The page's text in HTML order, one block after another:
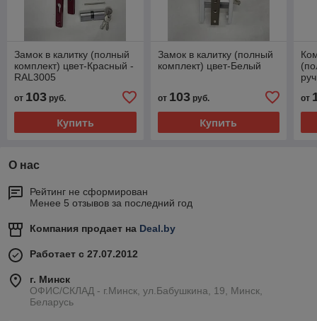
Замок в калитку (полный
комплект) цвет-Красный -
RAL3005
от 103 руб.
Купить
Замок в калитку (полный
комплект) цвет-Белый
от 103руб.
Купить
от
О нас
Рейтинг не сформирован
Менее 5 отзывов за последний год
Компания продает на Deal.by
Работает с 27.07.2012
г. Минск
ОФИС/СКЛАД - г.Минск, ул.Бабушкина, 19, Минск,
Беларусь